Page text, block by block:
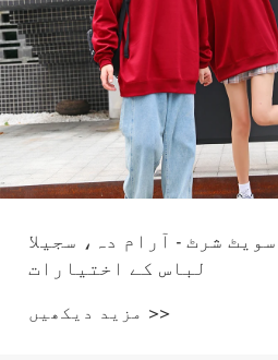
سویٹ شرٹ - آرام دہ، سجیلا
لباس کے اختیارات
مزید دیکھیں >>